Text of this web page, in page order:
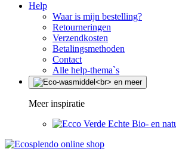
Help
Waar is mijn bestelling?
Retourneringen
Verzendkosten
Betalingsmethoden
Contact
Alle help-thema`s
Meer inspiratie
Echte Bio- en